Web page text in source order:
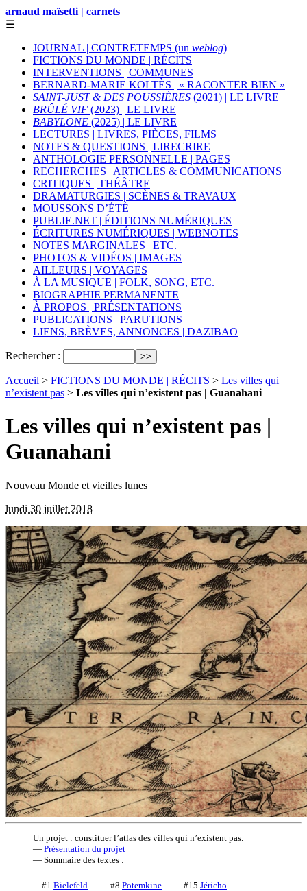
arnaud maïsetti | carnets
☰
JOURNAL | CONTRETEMPS (un weblog)
FICTIONS DU MONDE | RÉCITS
INTERVENTIONS | COMMUNES
BERNARD-MARIE KOLTÈS | « RACONTER BIEN »
SAINT-JUST & DES POUSSIÈRES (2021) | LE LIVRE
BRÛLÉ VIF (2023) | LE LIVRE
BABYLONE (2025) | LE LIVRE
LECTURES | LIVRES, PIÈCES, FILMS
NOTES & QUESTIONS | LIRECRIRE
ANTHOLOGIE PERSONNELLE | PAGES
RECHERCHES | ARTICLES & COMMUNICATIONS
CRITIQUES | THÉÂTRE
DRAMATURGIES | SCÈNES & TRAVAUX
MOUSSONS D’ÉTÉ
PUBLIE.NET | ÉDITIONS NUMÉRIQUES
ÉCRITURES NUMÉRIQUES | WEBNOTES
NOTES MARGINALES | ETC.
PHOTOS & VIDÉOS | IMAGES
AILLEURS | VOYAGES
À LA MUSIQUE | FOLK, SONG, ETC.
BIOGRAPHIE PERMANENTE
À PROPOS | PRÉSENTATIONS
PUBLICATIONS | PARUTIONS
LIENS, BRÈVES, ANNONCES | DAZIBAO
Rechercher :
Accueil > FICTIONS DU MONDE | RÉCITS > Les villes qui
n’existent pas > Les villes qui n’existent pas | Guanahani
Les villes qui n’existent pas |
Guanahani
Nouveau Monde et vieilles lunes
lundi 30 juillet 2018
Un projet : constituer l’atlas des villes qui n’existent pas.
— Présentation du projet
— Sommaire des textes :
– #1 Bielefeld – #8 Potemkine – #15 Jéricho